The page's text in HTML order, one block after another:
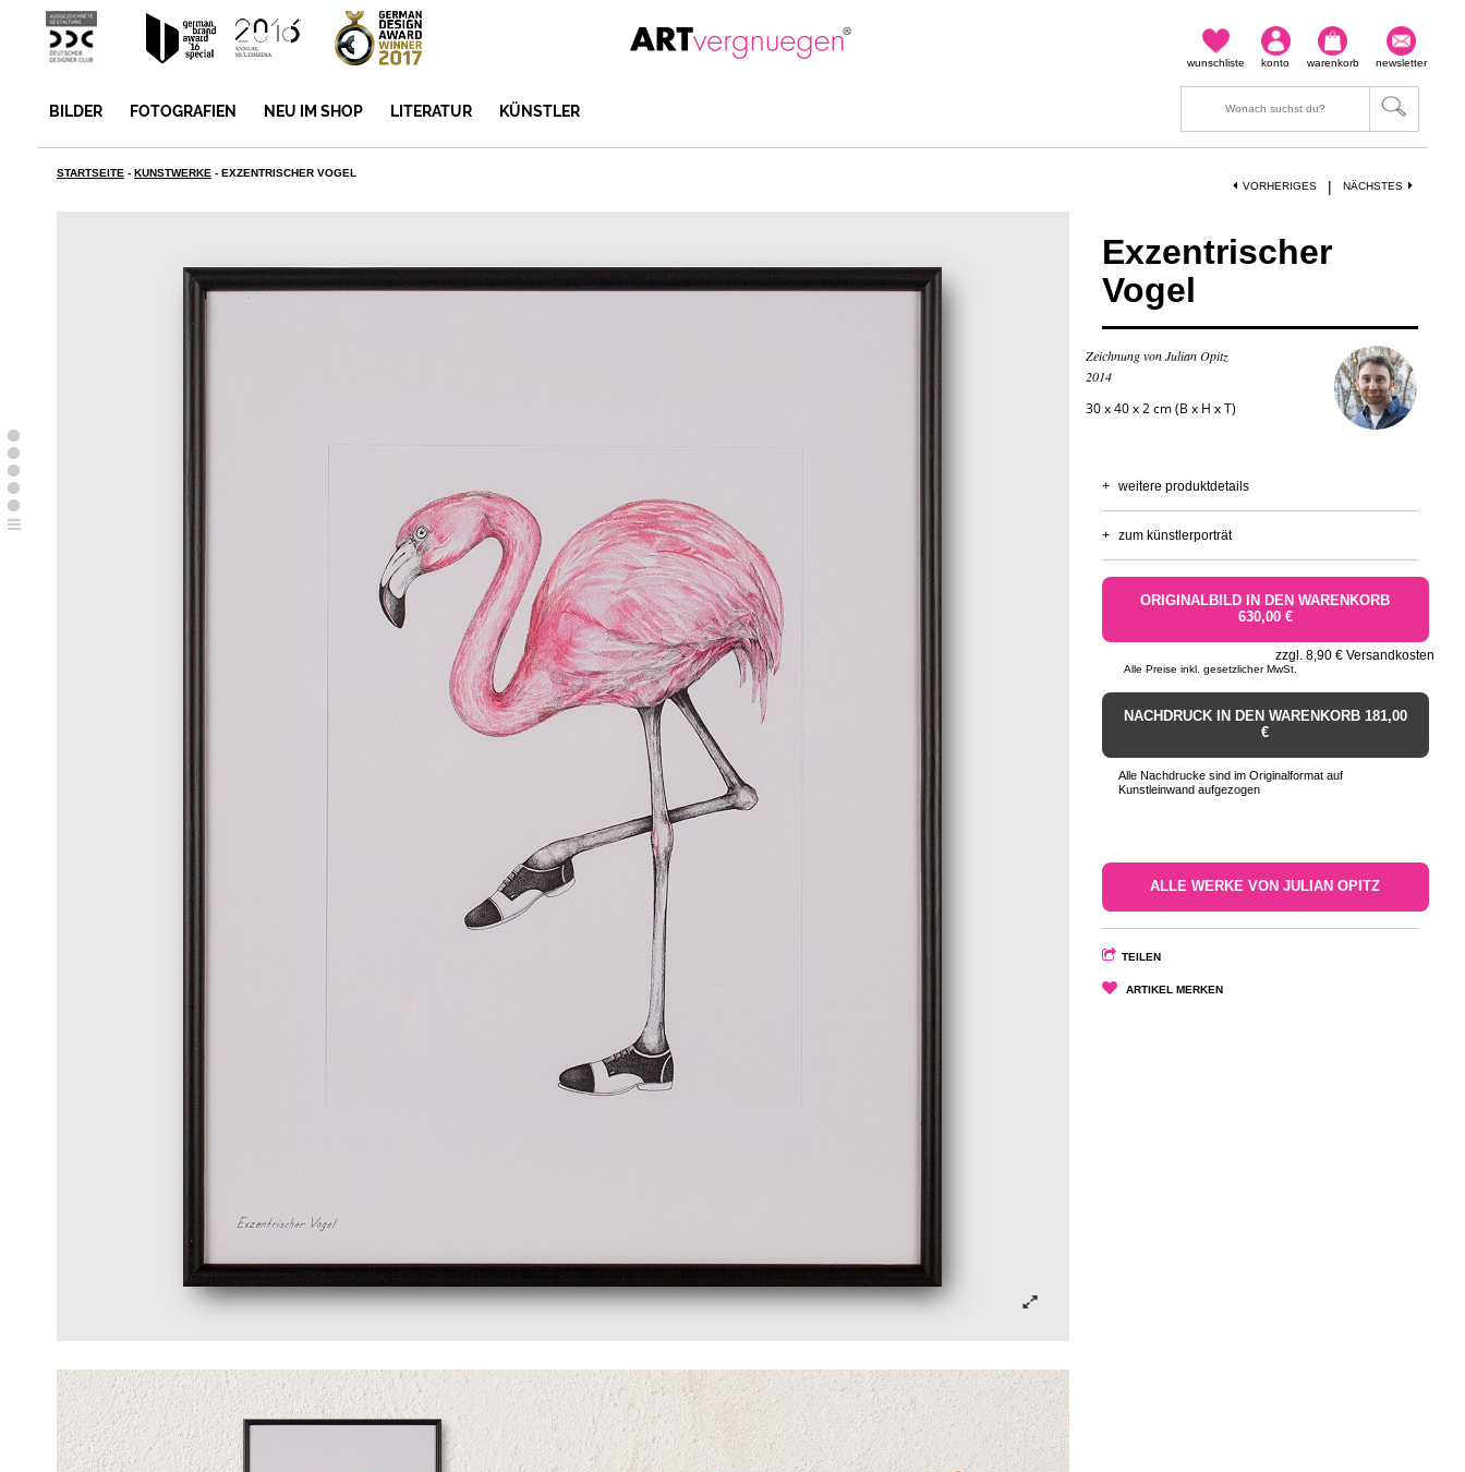
newsletter
warenkorb
konto
wunschliste
BILDER FOTOGRAFIEN NEU IM SHOP LITERATUR KÜNSTLER
STARTSEITE - KUNSTWERKE - EXZENTRISCHER VOGEL
NÄCHSTES
|
VORHERIGES
Exzentrischer
Vogel
Zeichnung von Julian Opitz
2014
30 x 40 x 2 cm (B x H x T)
+ weitere produktdetails
+ zum künstlerporträt
ORIGINALBILD IN DEN WARENKORB
630,00 €
zzgl. 8,90 € Versandkosten
Alle Preise inkl. gesetzlicher MwSt.
NACHDRUCK IN DEN WARENKORB 181,00
€
Alle Nachdrucke sind im Originalformat auf
Kunstleinwand aufgezogen
ALLE WERKE VON JULIAN OPITZ
TEILEN
ARTIKEL MERKEN